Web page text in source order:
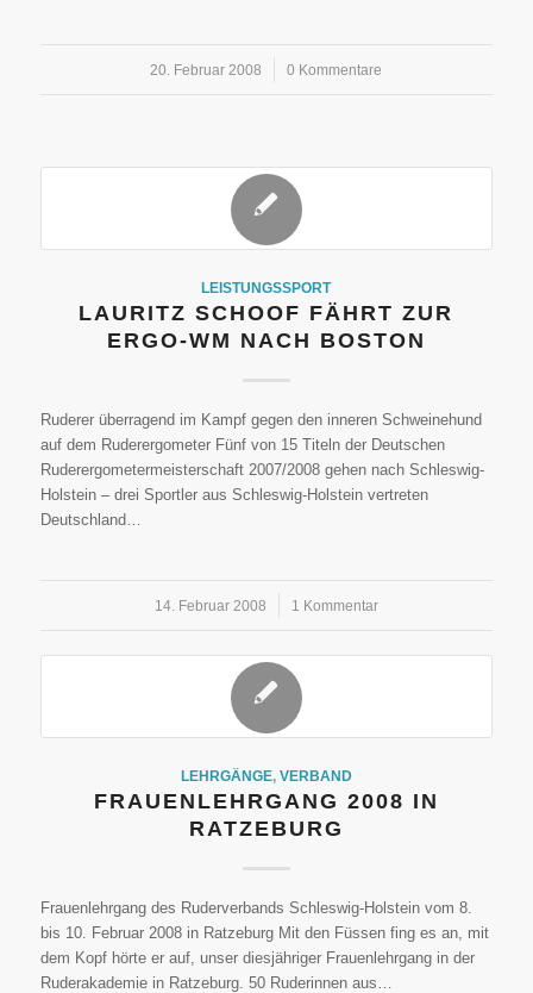
20. Februar 2008
/ 0 Kommentare
LEISTUNGSSPORT
LAURITZ SCHOOF FÄHRT ZUR
ERGO-WM NACH BOSTON
Ruderer überragend im Kampf gegen den inneren Schweinehund
auf dem Ruderergometer Fünf von 15 Titeln der Deutschen
Ruderergometermeisterschaft 2007/2008 gehen nach Schleswig-
Holstein – drei Sportler aus Schleswig-Holstein vertreten
Deutschland…
14. Februar 2008
/ 1 Kommentar
LEHRGÄNGE, VERBAND
FRAUENLEHRGANG 2008 IN
RATZEBURG
Frauenlehrgang des Ruderverbands Schleswig-Holstein vom 8.
bis 10. Februar 2008 in Ratzeburg Mit den Füssen fing es an, mit
dem Kopf hörte er auf, unser diesjähriger Frauenlehrgang in der
Ruderakademie in Ratzeburg. 50 Ruderinnen aus…